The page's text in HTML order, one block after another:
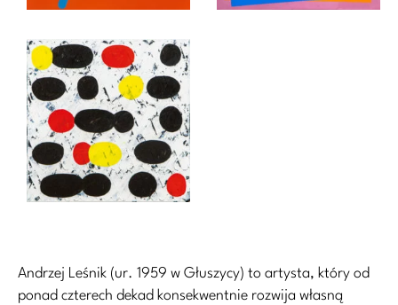
Andrzej Leśnik (ur. 1959 w Głuszycy) to artysta, który od
ponad czterech dekad konsekwentnie rozwija własną